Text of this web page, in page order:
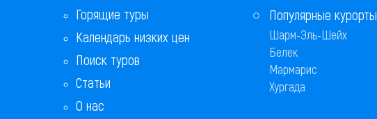
Горящие туры
Календарь низких цен
Поиск туров
Статьи
О нас
Популярные курорты
Шарм-Эль-Шейх
Белек
Мармарис
Хургада